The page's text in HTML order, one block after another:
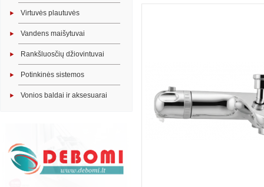
Virtuvės plautuvės
Vandens maišytuvai
Rankšluosčių džiovintuvai
Potinkinės sistemos
Vonios baldai ir aksesuarai